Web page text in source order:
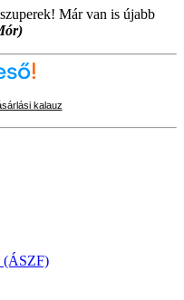
Már van is újabb
kalauz
(ÁSZF)